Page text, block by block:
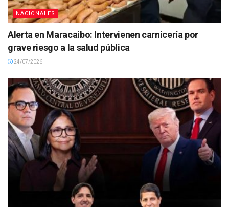
NACIONALES
Alerta en Maracaibo: Intervienen carnicería por
grave riesgo a la salud pública
24/07/2026